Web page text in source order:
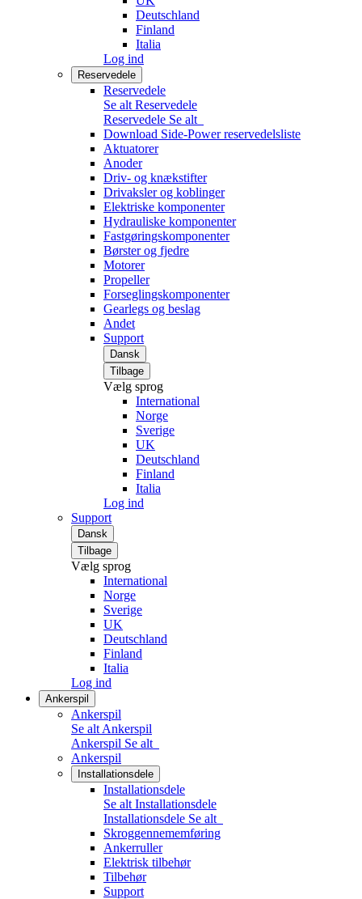
Deutschland
Finland
Italia
Log ind
Reservedele
Reservedele
Se alt Reservedele
Reservedele Se alt
Download Side-Power reservedelsliste
Aktuatorer
Anoder
Driv- og knækstifter
Drivaksler og koblinger
Elektriske komponenter
Hydrauliske komponenter
Fastgøringskomponenter
Børster og fjedre
Motorer
Propeller
Forseglingskomponenter
Gearlegs og beslag
Andet
Support
Dansk
Tilbage
Vælg sprog
International
Norge
Sverige
UK
Deutschland
Finland
Italia
Log ind
Support
Dansk
Tilbage
Vælg sprog
International
Norge
Sverige
UK
Deutschland
Finland
Italia
Log ind
Ankerspil
Ankerspil
Se alt Ankerspil
Ankerspil Se alt
Ankerspil
Installationsdele
Installationsdele
Se alt Installationsdele
Installationsdele Se alt
Skroggennememføring
Ankerruller
Elektrisk tilbehør
Tilbehør
Support